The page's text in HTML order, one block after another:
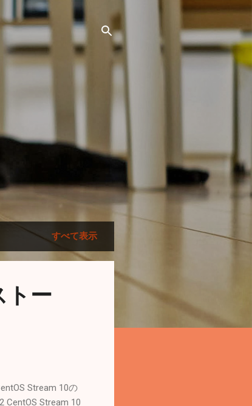
すべて表示
トー
Stream 10の
CentOS Stream 10